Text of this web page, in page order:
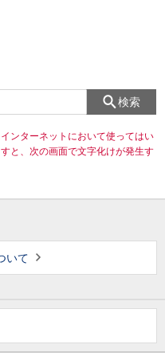
検索
ンターネットにおいて使ってはい
と、次の画面で文字化けが発生す
いて